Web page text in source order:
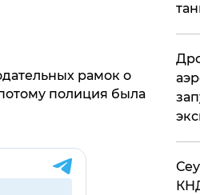
рамок о
полиция была